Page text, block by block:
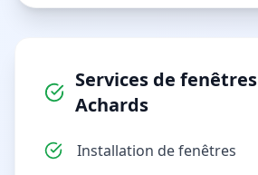
Services defenêtres
Achards
Installation de fenêtres